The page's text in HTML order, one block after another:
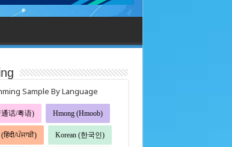
Sample By Language
通话/粤语) Hmong (Hmoob)
ਪੰਜਾਬੀ) Korean (한국인)